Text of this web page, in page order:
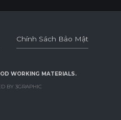
Chính Sách Bảo Mật
WORKING MATERIALS.
BY 3GRAPHIC